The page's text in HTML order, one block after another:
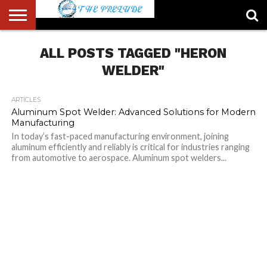
ACCOUNT
AUTHORS
FULL-
WIDTH
HOME
LATEST
NEWS
LOGIN
LOGOUT
MEMBERS
PASSWORD
RESET
REGISTER
SAMPLE
PAGE
TYPOGRAPHY
USERALL POSTS TAGGED "HERON
WELDER"
ARTICLES
Aluminum Spot Welder: Advanced Solutions for Modern
Manufacturing
In today’s fast-paced manufacturing environment, joining
aluminum efficiently and reliably is critical for industries ranging
from automotive to aerospace. Aluminum spot welders...